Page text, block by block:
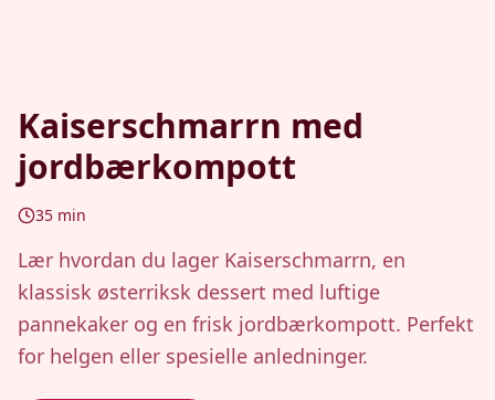
Kaiserschmarrn med
jordbærkompott
35 min
Lær hvordan du lager Kaiserschmarrn, en
klassisk østerriksk dessert med luftige
pannekaker og en frisk jordbærkompott. Perfekt
for helgen eller spesielle anledninger.